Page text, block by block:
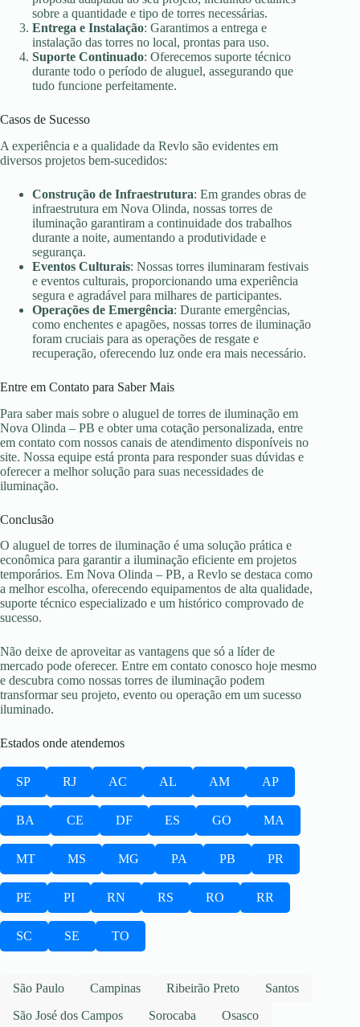
sobre a quantidade e tipo de torres necessárias.
Entrega e Instalação: Garantimos a entrega e
instalação das torres no local, prontas para uso.
Suporte Continuado: Oferecemos suporte técnico
durante todo o período de aluguel, assegurando que
tudo funcione perfeitamente.
Casos de Sucesso
A experiência e a qualidade da Revlo são evidentes em
diversos projetos bem-sucedidos:
Construção de Infraestrutura: Em grandes obras de
infraestrutura em Nova Olinda, nossas torres de
iluminação garantiram a continuidade dos trabalhos
durante a noite, aumentando a produtividade e
segurança.
Eventos Culturais: Nossas torres iluminaram festivais
e eventos culturais, proporcionando uma experiência
segura e agradável para milhares de participantes.
Operações de Emergência: Durante emergências,
como enchentes e apagões, nossas torres de iluminação
foram cruciais para as operações de resgate e
recuperação, oferecendo luz onde era mais necessário.
Entre em Contato para Saber Mais
Para saber mais sobre o aluguel de torres de iluminação em
Nova Olinda – PB e obter uma cotação personalizada, entre
em contato com nossos canais de atendimento disponíveis no
site. Nossa equipe está pronta para responder suas dúvidas e
oferecer a melhor solução para suas necessidades de
iluminação.
Conclusão
O aluguel de torres de iluminação é uma solução prática e
econômica para garantir a iluminação eficiente em projetos
temporários. Em Nova Olinda – PB, a Revlo se destaca como
a melhor escolha, oferecendo equipamentos de alta qualidade,
suporte técnico especializado e um histórico comprovado de
sucesso.
Não deixe de aproveitar as vantagens que só a líder de
mercado pode oferecer. Entre em contato conosco hoje mesmo
e descubra como nossas torres de iluminação podem
transformar seu projeto, evento ou operação em um sucesso
iluminado.
Estados onde atendemos
SP RJ AC AL AM AP
BA CE DF ES GO MA
MT MS MG PA PB PR
PE PI RN RS RO RR
SC SE TO
São Paulo Campinas Ribeirão Preto
Santos
São José dos Campos
Sorocaba
Osasco